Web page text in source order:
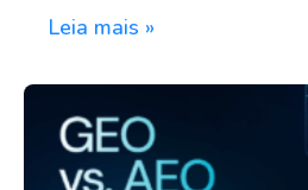
Leia mais »